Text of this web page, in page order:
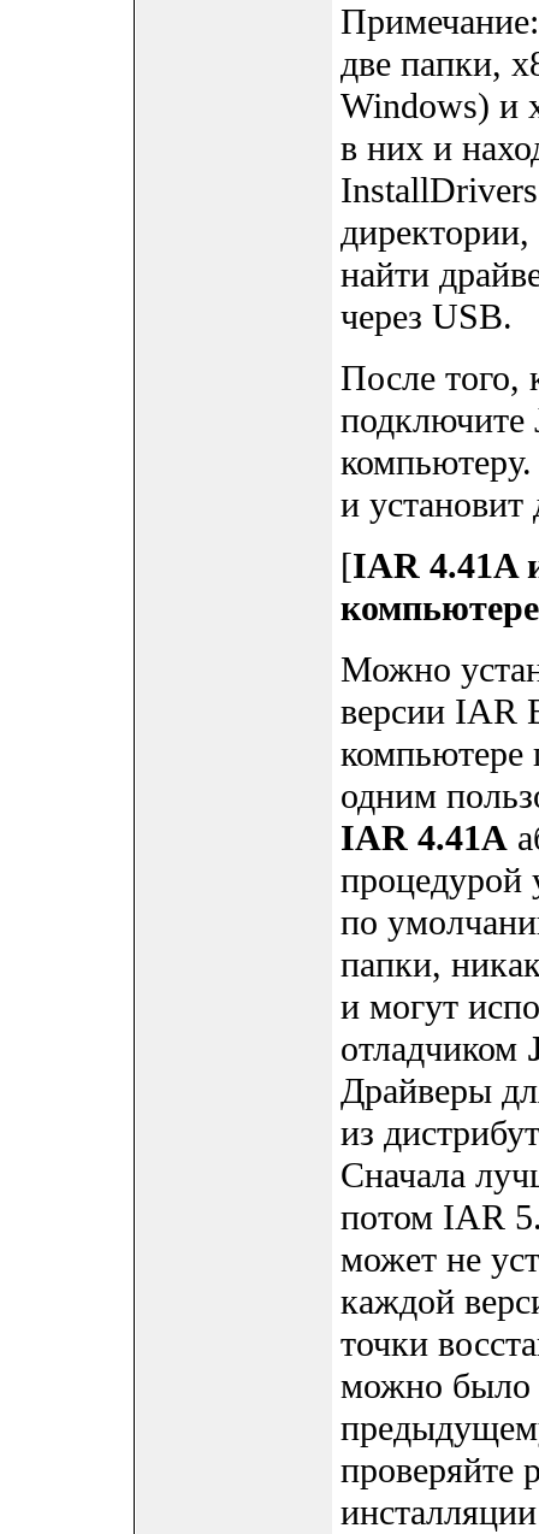
две папки,
Windows) и
в них и
найти
через USB.
После того,
и установит
[IAR 4.41A
компьютере
Можно
версии IAR
компьютере
одним
IAR 4.41A
процедурой
по
папки,
и могут
отладчиком
Драйверы
из
Сначала
потом IAR
может не
каждой
точки
можно было
проверяйте